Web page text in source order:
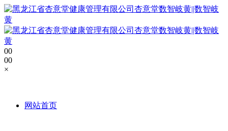
00
00
×
网站首页